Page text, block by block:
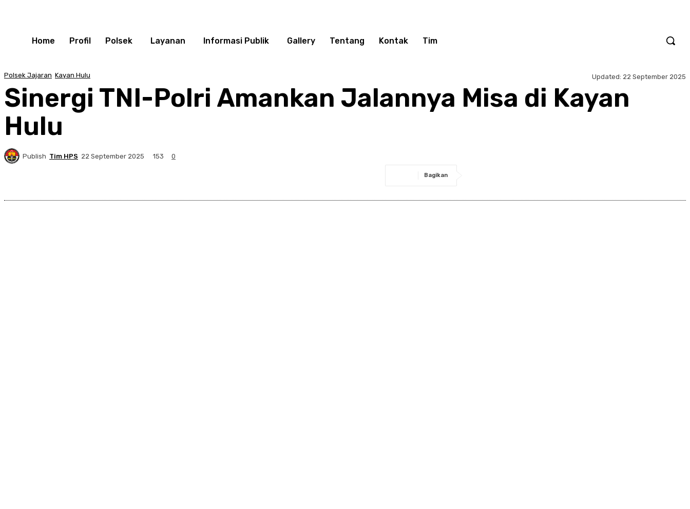
Home Profil Polsek Layanan Informasi Publik Gallery Tentang Kontak Tim
Polsek Jajaran Kayan Hulu Updated: 22 September 2025
Sinergi TNI-Polri Amankan Jalannya Misa di Kayan
Hulu
Publish Tim HPS 22 September 2025 153 0
Bagikan